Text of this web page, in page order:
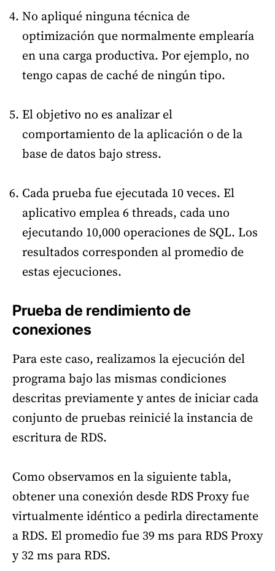
No apliqué ninguna técnica de
optimización que normalmente emplearía
en una carga productiva. Por ejemplo, no
tengo capas de caché de ningún tipo.
El objetivo no es analizar el
comportamiento de la aplicación o de la
base de datos bajo stress.
Cada prueba fue ejecutada 10 veces. El
aplicativo emplea 6 threads, cada uno
ejecutando 10,000 operaciones de SQL. Los
resultados corresponden al promedio de
estas ejecuciones.
Prueba de rendimiento de
conexiones
Para este caso, realizamos la ejecución del
programa bajo las mismas condiciones
descritas previamente y antes de iniciar cada
conjunto de pruebas reinicié la instancia de
escritura de RDS.
Como observamos en la siguiente tabla,
obtener una conexión desde RDS Proxy fue
virtualmente idéntico a pedirla directamente
a RDS. El promedio fue 39 ms para RDS Proxy
y 32 ms para RDS.